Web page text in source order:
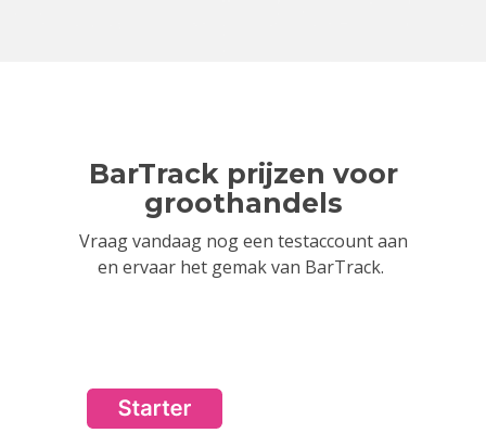
BarTrack prijzen voor
groothandels
Vraag vandaag nog een testaccount aan
en ervaar het gemak van BarTrack.